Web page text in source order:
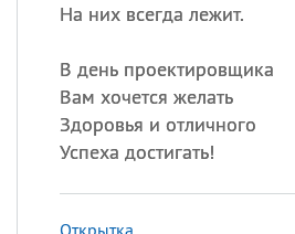
На них всегда лежит.
В день проектировщика
Вам хочется желать
Здоровья и отличного
Успеха достигать!
Открытка